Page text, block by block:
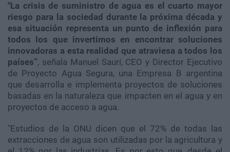
"La crisis de suministro de agua es el cuarto mayor
riesgo para la sociedad durante la próxima década y
esa situación representa un punto de inflexión para
todos los que invertimos en encontrar soluciones
innovadoras a esta realidad que atraviesa a todos los
países”, señala Manuel Saurí, CEO y Director Ejecutivo
de Proyecto Agua Segura, una Empresa B argentina
que desarrolla e implementa proyectos de soluciones
basadas en la naturaleza que impacten en el agua y en
proyectos de acceso a agua.
"Estudios de la ONU dicen que el 72% de todas las
extracciones de agua son utilizadas por la agricultura y